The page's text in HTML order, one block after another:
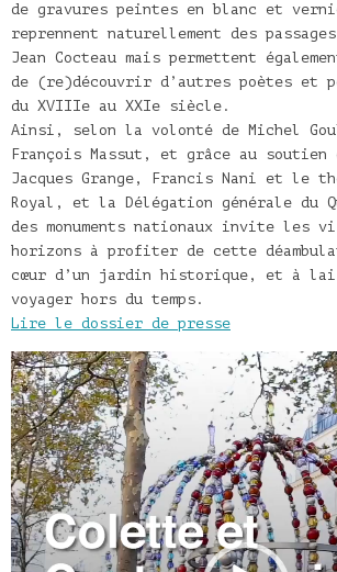
de gravures peintes en blanc et
reprennent naturellement des
Jean Cocteau mais permettent
de (re)découvrir d’autres poètes et
du XVIIIe au XXIe siècle.
Ainsi, selon la volonté de Michel
François Massut, et grâce au soutien
Jacques Grange, Francis Nani et le
Royal, et la Délégation générale du
des monuments nationaux invite les
horizons à profiter de cette
cœur d’un jardin historique, et à
voyager hors du temps.
Lire le dossier de presse
Lecteur
vidéo